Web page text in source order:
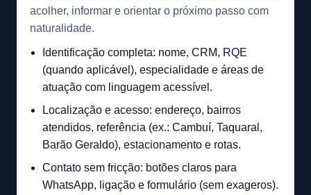
acolher, informar e orientar o próximo passo com
naturalidade.
Identificação completa: nome, CRM, RQE
(quando aplicável), especialidade e áreas de
atuação com linguagem acessível.
Localização e acesso: endereço, bairros
atendidos, referência (ex.: Cambuí, Taquaral,
Barão Geraldo), estacionamento e rotas.
Contato sem fricção: botões claros para
WhatsApp, ligação e formulário (sem exageros).